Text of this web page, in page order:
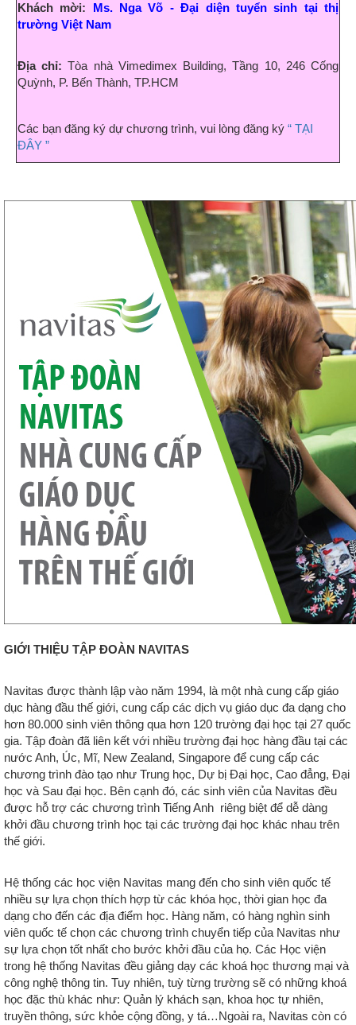
Khách mời: Ms. Nga Võ - Đại diện tuyển sinh tại thị
trường Việt Nam
Địa chỉ: Tòa nhà Vimedimex Building, Tầng 10, 246 Cống
Quỳnh, P. Bến Thành, TP.HCM
Các bạn đăng ký dự chương trình, vui lòng đăng ký “ TẠI
ĐÂY ”
GIỚI THIỆU TẬP ĐOÀN NAVITAS
Navitas được thành lập vào năm 1994, là một nhà cung cấp giáo
dục hàng đầu thế giới, cung cấp các dịch vụ giáo dục đa dạng cho
hơn 80.000 sinh viên thông qua hơn 120 trường đại học tại 27 quốc
gia. Tập đoàn đã liên kết với nhiều trường đại học hàng đầu tại các
nước Anh, Úc, Mĩ, New Zealand, Singapore để cung cấp các
chương trình đào tạo như Trung học, Dự bị Đại học, Cao đẳng, Đại
học và Sau đại học. Bên cạnh đó, các sinh viên của Navitas đều
được hỗ trợ các chương trình Tiếng Anh riêng biệt để dễ dàng
khởi đầu chương trình học tại các trường đại học khác nhau trên
thế giới.
Hệ thống các học viện Navitas mang đến cho sinh viên quốc tế
nhiều sự lựa chọn thích hợp từ các khóa học, thời gian học đa
dạng cho đến các địa điểm học. Hàng năm, có hàng nghìn sinh
viên quốc tế chọn các chương trình chuyển tiếp của Navitas như
sự lựa chọn tốt nhất cho bước khởi đầu của họ. Các Học viện
trong hệ thống Navitas đều giảng dạy các khoá học thương mại và
công nghệ thông tin. Tuy nhiên, tuỳ từng trường sẽ có những khoá
học đặc thù khác như: Quản lý khách sạn, khoa học tự nhiên,
truyền thông, sức khỏe cộng đồng, y tá…Ngoài ra, Navitas còn có